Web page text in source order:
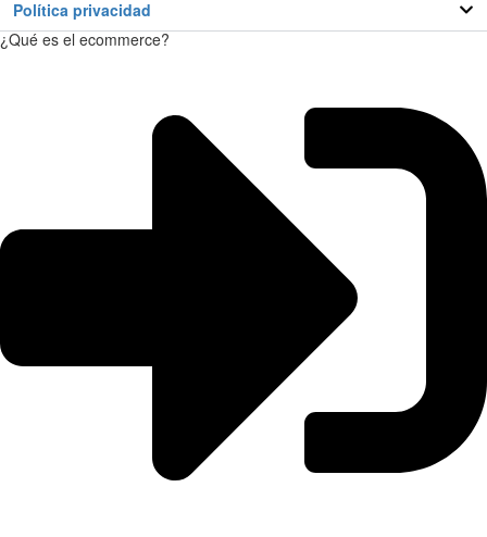
Política privacidad
¿Qué es el ecommerce?